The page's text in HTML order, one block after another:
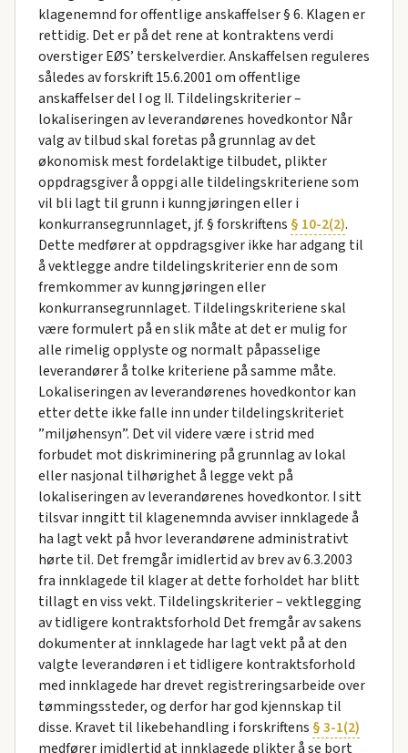
klagenemnd for offentlige anskaffelser § 6. Klagen er
rettidig. Det er på det rene at kontraktens verdi
overstiger EØS’ terskelverdier. Anskaffelsen reguleres
således av forskrift 15.6.2001 om offentlige
anskaffelser del I og II. Tildelingskriterier –
lokaliseringen av leverandørenes hovedkontor Når
valg av tilbud skal foretas på grunnlag av det
økonomisk mest fordelaktige tilbudet, plikter
oppdragsgiver å oppgi alle tildelingskriteriene som
vil bli lagt til grunn i kunngjøringen eller i
konkurransegrunnlaget, jf. § forskriftens § 10-2(2).
Dette medfører at oppdragsgiver ikke har adgang til
å vektlegge andre tildelingskriterier enn de som
fremkommer av kunngjøringen eller
konkurransegrunnlaget. Tildelingskriteriene skal
være formulert på en slik måte at det er mulig for
alle rimelig opplyste og normalt påpasselige
leverandører å tolke kriteriene på samme måte.
Lokaliseringen av leverandørenes hovedkontor kan
etter dette ikke falle inn under tildelingskriteriet
”miljøhensyn”. Det vil videre være i strid med
forbudet mot diskriminering på grunnlag av lokal
eller nasjonal tilhørighet å legge vekt på
lokaliseringen av leverandørenes hovedkontor. I sitt
tilsvar inngitt til klagenemnda avviser innklagede å
ha lagt vekt på hvor leverandørene administrativt
hørte til. Det fremgår imidlertid av brev av 6.3.2003
fra innklagede til klager at dette forholdet har blitt
tillagt en viss vekt. Tildelingskriterier – vektlegging
av tidligere kontraktsforhold Det fremgår av sakens
dokumenter at innklagede har lagt vekt på at den
valgte leverandøren i et tidligere kontraktsforhold
med innklagede har drevet registreringsarbeide over
tømmingssteder, og derfor har god kjennskap til
disse. Kravet til likebehandling i forskriftens § 3-1(2)
medfører imidlertid at innklagede plikter å se bort